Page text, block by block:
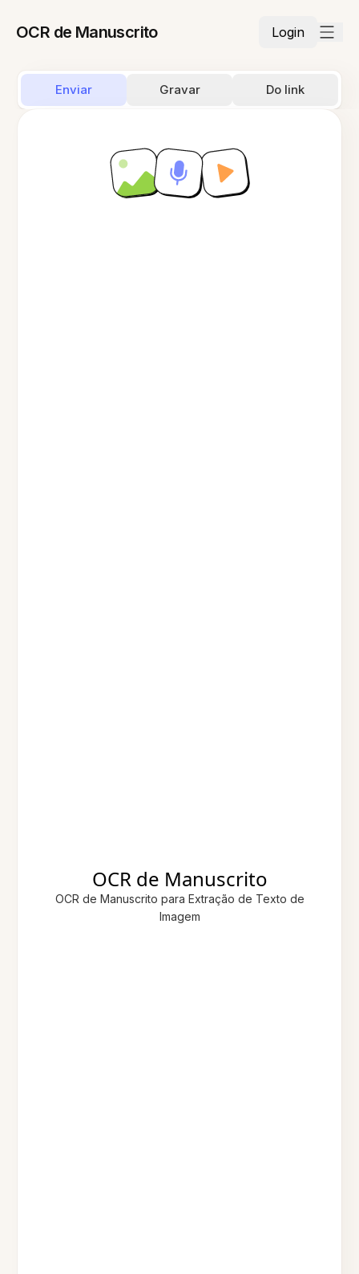
OCR de Manuscrito Login
Enviar Gravar Do link
OCR de Manuscrito
OCR de Manuscrito para Extração de Texto de
Imagem